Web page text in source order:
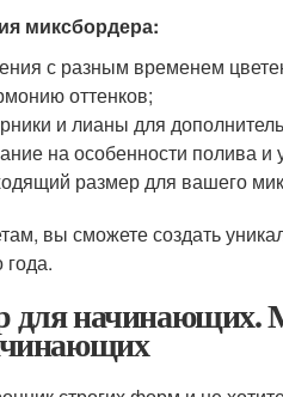
миксбордера:
с разным временем
оттенков;
и лианы для
на особенности полива и
размер для вашего
вы сможете создать
года.
для начинающих.